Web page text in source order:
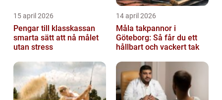
15 april 2026
Pengar till klasskassan
smarta sätt att nå målet
utan stress
14 april 2026
Måla takpannor i
Göteborg: Så får du ett
hållbart och vackert tak